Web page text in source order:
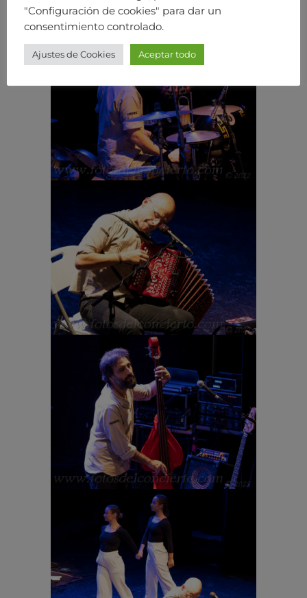
"Configuración de cookies" para dar un
consentimiento controlado.
Ajustes de Cookies Aceptar todo